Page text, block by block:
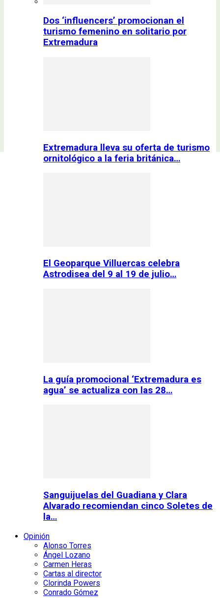
Dos ‘influencers’ promocionan el
turismo femenino en solitario por
Extremadura
Extremadura lleva su oferta de turismo
ornitológico a la feria británica…
El Geoparque Villuercas celebra
Astrodisea del 9 al 19 de julio…
La guía promocional ‘Extremadura es
agua’ se actualiza con las 28…
Sanguijuelas del Guadiana y Clara
Alvarado recomiendan cinco Soletes de
la…
Opinión
Alonso Torres
Ángel Lozano
Carmen Heras
Cartas al director
Clorinda Powers
Conrado Gómez